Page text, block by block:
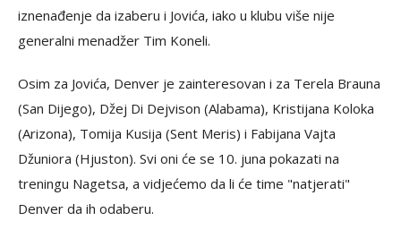
iznenađenje da izaberu i Jovića, iako u klubu više nije
generalni menadžer Tim Koneli.
Osim za Jovića, Denver je zainteresovan i za Terela Brauna
(San Dijego), Džej Di Dejvison (Alabama), Kristijana Koloka
(Arizona), Tomija Kusija (Sent Meris) i Fabijana Vajta
Džuniora (Hjuston). Svi oni će se 10. juna pokazati na
treningu Nagetsa, a vidjećemo da li će time "natjerati"
Denver da ih odaberu.